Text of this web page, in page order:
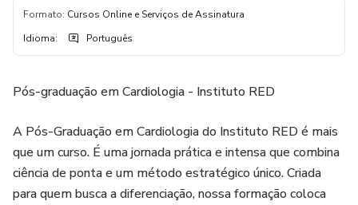
Formato: Cursos Online e Serviços de Assinatura
Idioma: Português
Pós-graduação em Cardiologia - Instituto RED
A Pós-Graduação em Cardiologia do Instituto RED é mais
que um curso. É uma jornada prática e intensa que combina
ciência de ponta e um método estratégico único. Criada
para quem busca a diferenciação, nossa formação coloca